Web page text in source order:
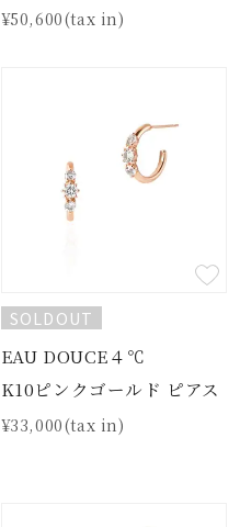
¥50,600(tax in)
SOLDOUT
EAU DOUCE４℃
K10ピンクゴールド ピアス
¥33,000(tax in)